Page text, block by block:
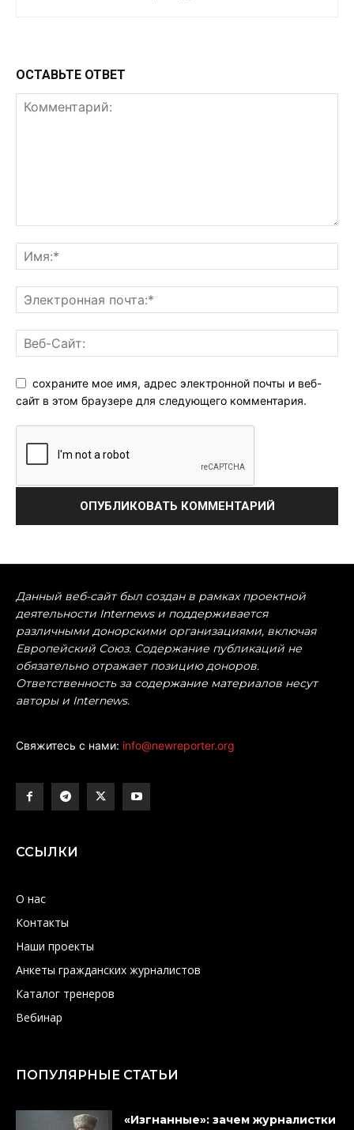
ОСТАВЬТЕ ОТВЕТ
сохраните мое имя, адрес электронной почты и веб-
сайт в этом браузере для следующего комментария.
Данный веб-сайт был создан в рамках проектной
деятельности Internews и поддерживается
различными донорскими организациями, включая
Европейский Союз. Содержание публикаций не
обязательно отражает позицию доноров.
Ответственность за содержание материалов несут
авторы и Internews.
Свяжитесь с нами: info@newreporter.org
ССЫЛКИ
О нас
Контакты
Наши проекты
Анкеты гражданских журналистов
Каталог тренеров
Вебинар
ПОПУЛЯРНЫЕ СТАТЬИ
«Изгнанные»: зачем журналистки